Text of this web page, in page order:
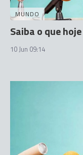
MUNDO
Saiba o que
10 Jun 09:14